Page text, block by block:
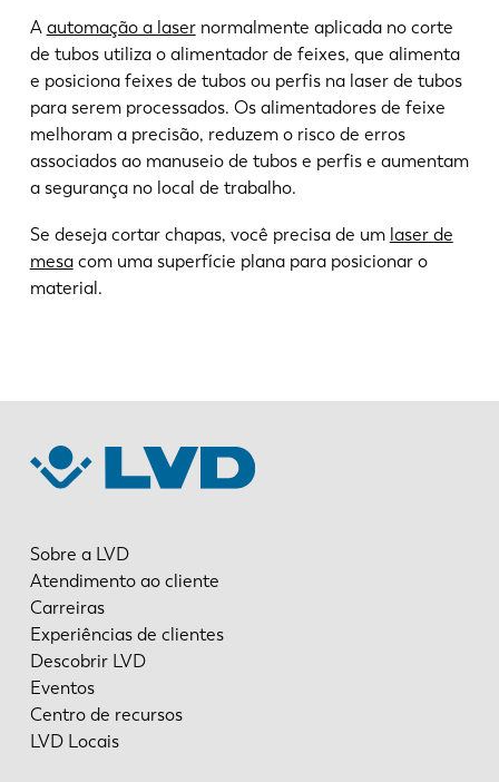
A automação a lasernormalmente aplicada no corte
de tubos utiliza o alimentador de feixes, que alimenta
e posiciona feixes de tubos ou perfis na laser de tubos
para serem processados. Os alimentadores de feixe
melhoram a precisão, reduzem o risco de erros
associados ao manuseio de tubos e perfis e aumentam
a segurança no local de trabalho.
Se deseja cortar chapas, você precisa de um laser de
mesacom uma superfície plana para posicionar o
material.
Sobre a LVD
Atendimento ao cliente
Carreiras
Experiências de clientes
Descobrir LVD
Eventos
Centro de recursos
LVD Locais